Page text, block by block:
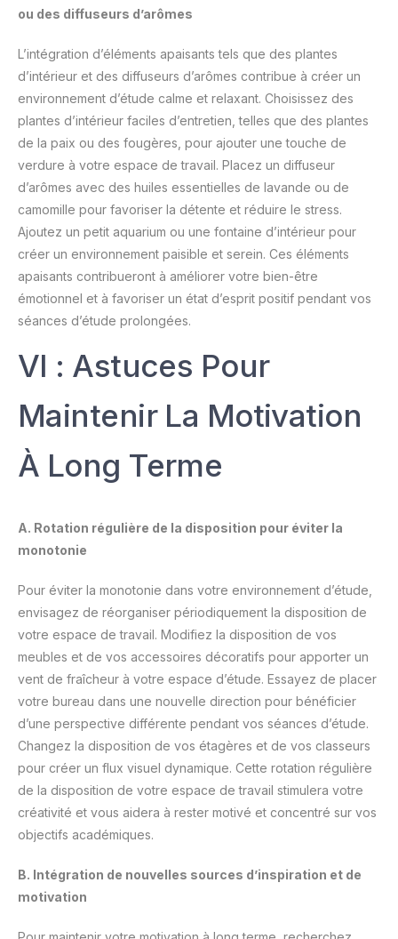
ou des diffuseurs d’arômes
L’intégration d’éléments apaisants tels que des plantes
d’intérieur et des diffuseurs d’arômes contribue à créer un
environnement d’étude calme et relaxant. Choisissez des
plantes d’intérieur faciles d’entretien, telles que des plantes
de la paix ou des fougères, pour ajouter une touche de
verdure à votre espace de travail. Placez un diffuseur
d’arômes avec des huiles essentielles de lavande ou de
camomille pour favoriser la détente et réduire le stress.
Ajoutez un petit aquarium ou une fontaine d’intérieur pour
créer un environnement paisible et serein. Ces éléments
apaisants contribueront à améliorer votre bien-être
émotionnel et à favoriser un état d’esprit positif pendant vos
séances d’étude prolongées.
VI : Astuces Pour
Maintenir La Motivation
À Long Terme
A. Rotation régulière de la disposition pour éviter la
monotonie
Pour éviter la monotonie dans votre environnement d’étude,
envisagez de réorganiser périodiquement la disposition de
votre espace de travail. Modifiez la disposition de vos
meubles et de vos accessoires décoratifs pour apporter un
vent de fraîcheur à votre espace d’étude. Essayez de placer
votre bureau dans une nouvelle direction pour bénéficier
d’une perspective différente pendant vos séances d’étude.
Changez la disposition de vos étagères et de vos classeurs
pour créer un flux visuel dynamique. Cette rotation régulière
de la disposition de votre espace de travail stimulera votre
créativité et vous aidera à rester motivé et concentré sur vos
objectifs académiques.
B. Intégration de nouvelles sources d’inspiration et de
motivation